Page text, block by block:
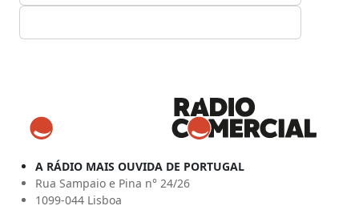
A RÁDIO MAIS OUVIDA DE PORTUGAL
Rua Sampaio e Pina n° 24/26
1099-044 Lisboa